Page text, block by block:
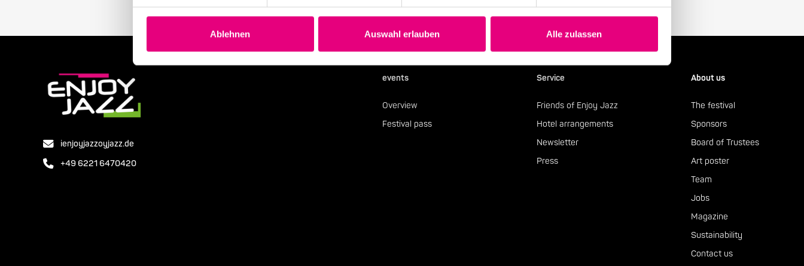
Ablehnen Auswahl erlauben Alle zulassen
ienjoyjazzoyjazz.de
+49 6221 6470420
events
Overview
Festival pass
Service
Friends of Enjoy Jazz
Hotel arrangements
Newsletter
Press
About us
The festival
Sponsors
Board of Trustees
Art poster
Team
Jobs
Magazine
Sustainability
Contact us